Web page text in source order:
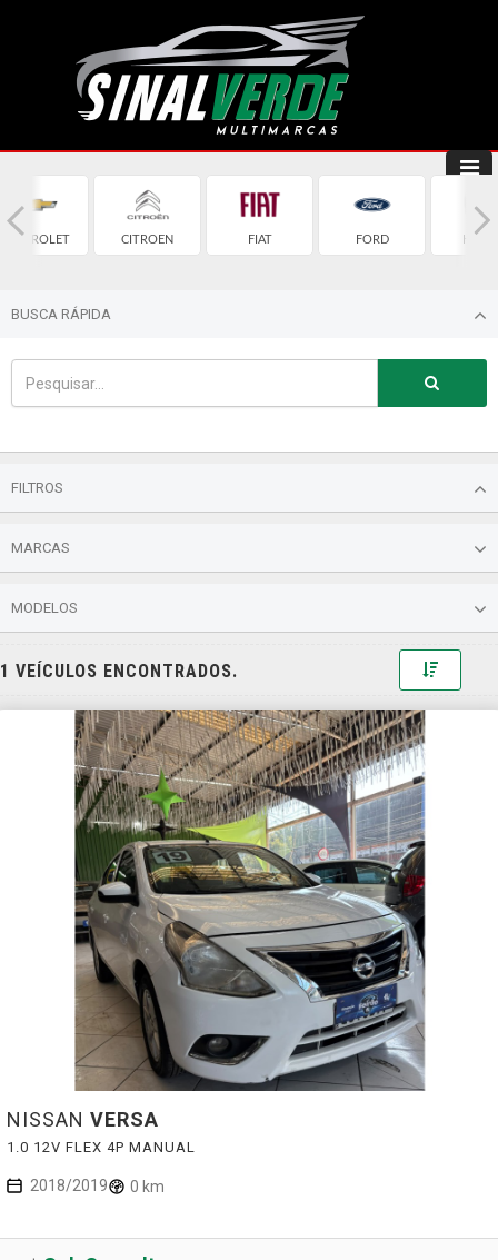
CHEVROLET CITROEN FIAT FORD
BUSCA RÁPIDA
FILTROS
MARCAS
MODELOS
1 VEÍCULOS ENCONTRADOS. Toggle
NISSAN VERSA
1.0 12V FLEX 4P MANUAL
2018/2019 0 km